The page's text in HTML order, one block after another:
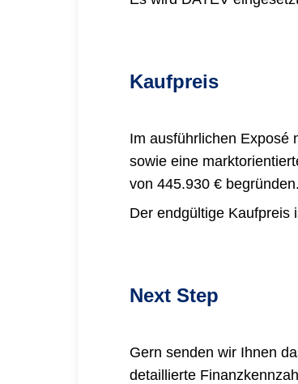
Kaufpreis
Im ausführlichen Exposé
sowie eine
von 445.930 € begründen.
Der endgültige Kaufpreis
Next Step
Gern senden wir Ihnen
detaillierte